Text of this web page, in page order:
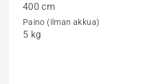
530iPT5
400 cm
Paino (ilman akkua)
5 kg